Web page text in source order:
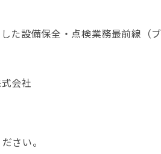
た設備保全・点検業務最前線（
会社
さい。